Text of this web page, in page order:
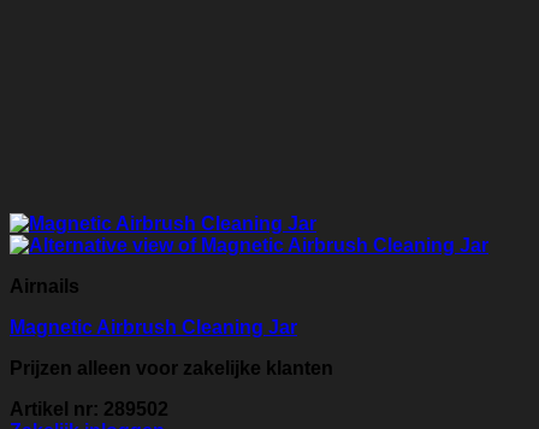
Airnails
Magnetic Airbrush Cleaning Jar
Prijzen alleen voor zakelijke klanten
Artikel nr: 289502